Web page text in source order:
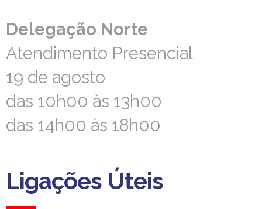
Delegação Norte
Atendimento Presencial
19 de agosto
das 10h00 às 13h00
das 14h00 às 18h00
Delegação Norte
Atendimento Presencial
19 de agosto
das 10h00 às 13h00
das 14h00 às 18h00
Ligações Úteis
Ligações Úteis